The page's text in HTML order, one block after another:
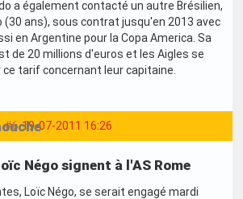
a également contacté un autre Brésilien,
(30 ans), sous contrat jusqu'en 2013 avec
en Argentine pour la Copa America. Sa
de 20 millions d'euros et les Aigles se
tarif concernant leur capitaine.
#6 19-07-2011 16:26
Négo signent à l'AS Rome
Loïc Négo, se serait engagé mardi